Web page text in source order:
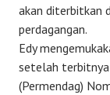
akan diterbitkan
perdagangan.
Edy
setelah terbitnya
(Permendag)